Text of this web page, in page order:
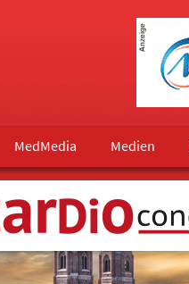
MedMedia Medien